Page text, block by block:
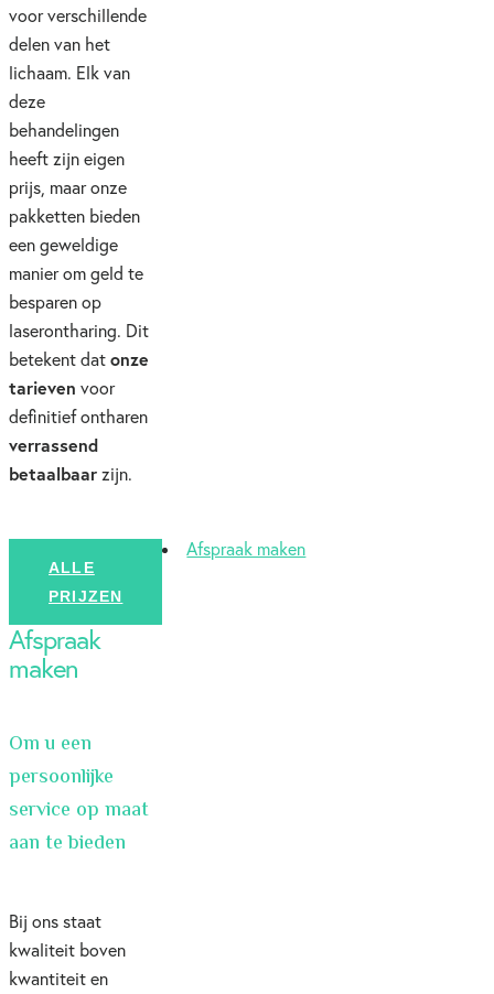
voor verschillende
delen van het
lichaam. Elk van
deze
behandelingen
heeft zijn eigen
prijs, maar onze
pakketten bieden
een geweldige
manier om geld te
besparen op
laserontharing. Dit
betekent dat onze
tarieven voor
definitief ontharen
verrassend
betaalbaar zijn.
ALLE
PRIJZEN
Afspraak maken
Afspraak
maken
Om u een
persoonlijke
service op maat
aan te bieden
Bij ons staat
kwaliteit boven
kwantiteit en